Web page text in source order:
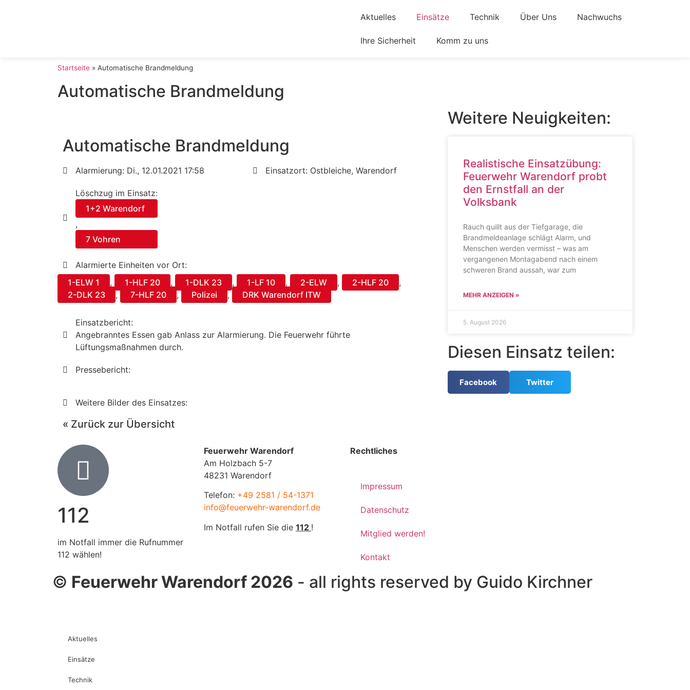
Aktuelles Einsätze Technik Über Uns Nachwuchs
Ihre Sicherheit Komm zu uns
Startseite » Automatische Brandmeldung
Automatische Brandmeldung
Automatische Brandmeldung
Alarmierung: Di., 12.01.2021 17:58 Einsatzort: Ostbleiche, Warendorf
Löschzug im Einsatz:
1+2 Warendorf
,
7 Vohren
Alarmierte Einheiten vor Ort:
1-ELW 1
, 1-HLF 20 , 1-DLK 23 , 1-LF 10 , 2-ELW , 2-HLF 20
,
2-DLK 23
, 7-HLF 20 , Polizei , DRK Warendorf ITW
Einsatzbericht:
Angebranntes Essen gab Anlass zur Alarmierung. Die Feuerwehr führte
Lüftungsmaßnahmen durch.
Pressebericht:
Weitere Bilder des Einsatzes:
« Zurück zur Übersicht
Weitere Neuigkeiten:
Realistische Einsatzübung:
Feuerwehr Warendorf probt
den Ernstfall an der
Volksbank
Rauch quillt aus der Tiefgarage, die
Brandmeldeanlage schlägt Alarm, und
Menschen werden vermisst – was am
vergangenen Montagabend nach einem
schweren Brand aussah, war zum
MEHR ANZEIGEN »
5. August 2026
Diesen Einsatz teilen:
Facebook Twitter
112
im Notfall immer die Rufnummer
112 wählen!
Feuerwehr Warendorf
Am Holzbach 5-7
48231 Warendorf
Telefon: +49 2581 / 54-1371
info@feuerwehr-warendorf.de
Im Notfall rufen Sie die 112 !
Rechtliches
Impressum
Datenschutz
Mitglied werden!
Kontakt
© Feuerwehr Warendorf 2026 - all rights reserved by Guido Kirchner
Aktuelles
Einsätze
Technik